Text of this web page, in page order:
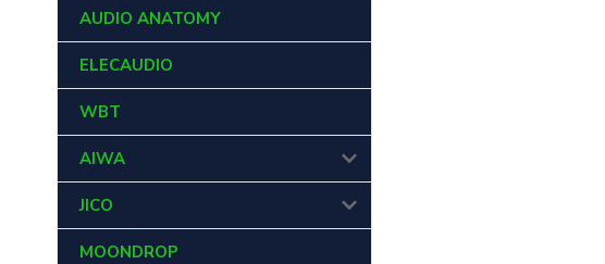
AUDIO ANATOMY
ELECAUDIO
WBT
AIWA
JICO
MOONDROP